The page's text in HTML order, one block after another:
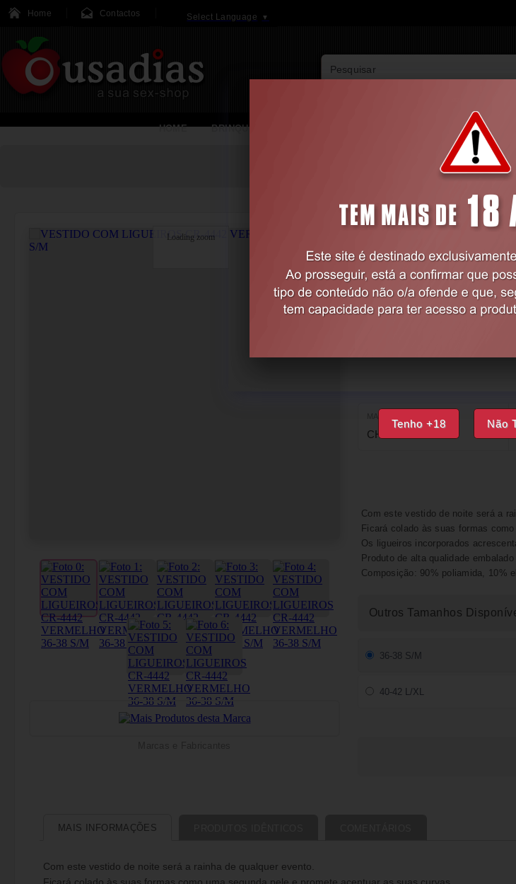
Tenho +18 Não
Home Contactos Select Language ▼
HOME BRINQUEDOS
Feminina
Loading zoom
VESTIDO COM
Código:EX18298
CHILIROSE
Com este vestido de noite será a
Ficará colado às suas formas
Os ligueiros incorporados
Produto de alta qualidade
Composição: 90% poliamida, 10%
Outros Tamanhos
36-38 S/M
40-42 L/XL
MAIS INFORMAÇÕES
Com este vestido de noite será a rainha de qualquer evento.